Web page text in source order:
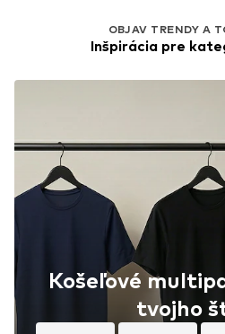
OBJAV TRENDY A
Inšpirácia pre
Košeľové
tvojho